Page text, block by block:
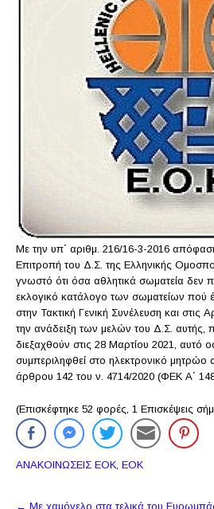
Με την υπ΄ αριθμ. 216/16-3-2016 απόφασή
Επιτροπή του Δ.Σ. της Ελληνικής
γνωστό ότι όσα αθλητικά σωματεία δεν
εκλογικό κατάλογο των σωματείων πού
στην Τακτική Γενική Συνέλευση και στις
την ανάδειξη των μελών του Δ.Σ. αυτής,
διεξαχθούν στις 28 Μαρτίου 2021, αυτό
συμπεριληφθεί στο ηλεκτρονικό μητρώο
άρθρου 142 του ν. 4714/2020 (ΦΕΚ Α΄
(Επισκέφτηκε 52 φορές, 1 Επισκέψεις
ΑΝΑΚΟΙΝΩΣΕΙΣ ΕΟΚ, ΕΟΚ
Πλοήγηση
← Με χαμόγελο στα τελικά του